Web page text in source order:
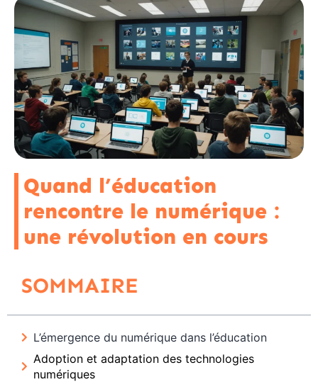
Quand l’éducation
rencontre le numérique :
une révolution en cours
SOMMAIRE
L’émergence du numérique dans l’éducation
Adoption et adaptation des technologies
numériques